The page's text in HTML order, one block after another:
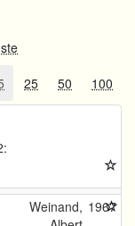
25 50 100
Weinand, 1967